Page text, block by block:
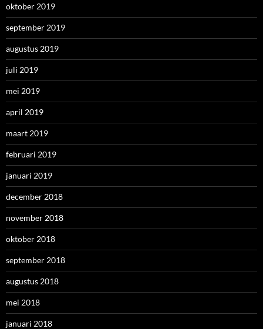
oktober 2019
september 2019
augustus 2019
juli 2019
mei 2019
april 2019
maart 2019
februari 2019
januari 2019
december 2018
november 2018
oktober 2018
september 2018
augustus 2018
mei 2018
januari 2018